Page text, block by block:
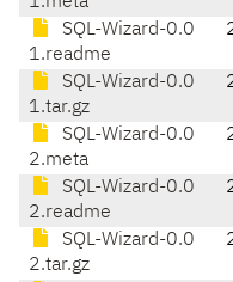
SQL-Wizard-0.0
1.readme
SQL-Wizard-0.0
1.tar.gz
SQL-Wizard-0.0
2.meta
SQL-Wizard-0.0
2.readme
SQL-Wizard-0.0
2.tar.gz